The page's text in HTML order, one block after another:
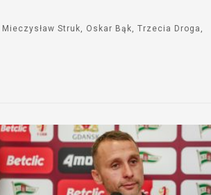
Mieczysław Struk Oskar Bąk
Trzecia Droga